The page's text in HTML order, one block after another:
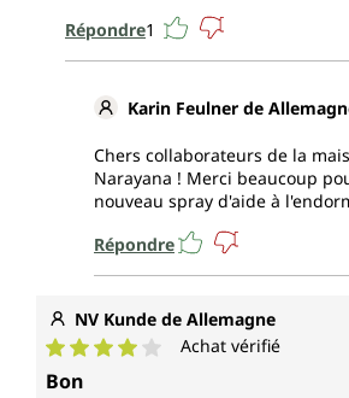
Répondre1
Karin Feulner de
Chers collaborateurs de la
Narayana ! Merci beaucoup
nouveau spray d'aide à
Répondre
NV Kunde de Allemagne
Note moyenne de 4 sur 5 étoiles
Achat vérifié
Bon